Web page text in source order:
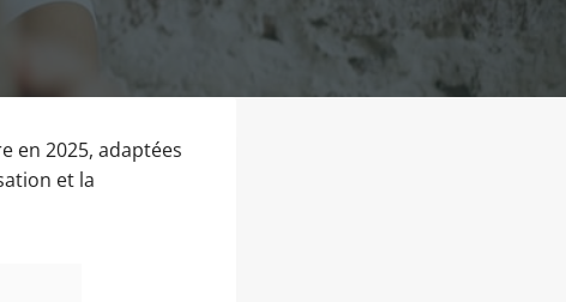
en 2025, adaptées
et la